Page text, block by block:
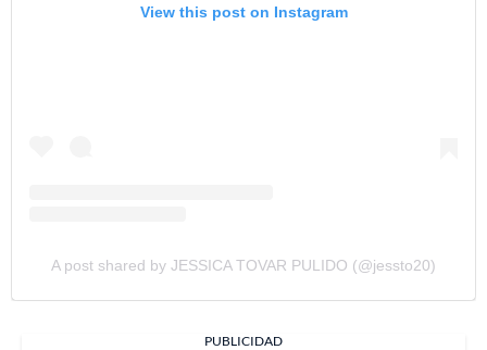
View this post on Instagram
A post shared by JESSICA TOVAR PULIDO (@jessto20)
PUBLICIDAD